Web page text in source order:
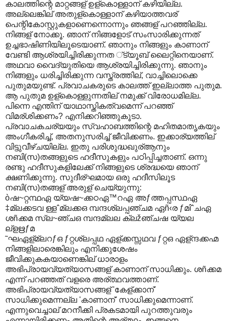
കാലത്തിന്റെ മാറ്റങ്ങള് ഉള്കൊള്ളാന് കഴിയില്ല.
അല്ലെങ്കില് അതുള്കൊള്ളാന് കഴിയാത്തവര്
പെന്റികോസ്റ്റുകളാണെന്നൊന്നും ഞങ്ങള് പറഞ്ഞില്ല.
നിങ്ങള് നോക്കൂ. ഞാന് നിങ്ങളോട് സംസാരിക്കുന്നത്
ഉച്ചഭാഷിണിയിലൂടെയാണ്. ഞാനും നിങ്ങളും കാണാന്
വേണ്ടി ആശ്രയിച്ചിരിക്കുന്നത ്ട്യൂബ് ലൈറ്റിനെയാണ്.
അഥവാ വൈദ്യുതിയെ ആശ്രയിച്ചിരിക്കുന്നു. ഞാനും
നിങ്ങളും ധരിച്ചിരിക്കുന്ന വസ്ത്രത്തില്, വാച്ചിലൊക്കെ
പുതുമയുണ്ട്. പ്രവാചകരുടെ കാലത്ത് ഇല്ലാത്ത പുതുമ.
ആ പുതുമ ഉള്കൊള്ളുന്നതില് നമുക്ക് വിരോധമില്ല.
പിന്നെ എന്തിന് യാഥാസ്തികത്വമെന്ന് പറഞ്ഞ്
വിമര്ശിക്കണം? എനിക്കറിഞ്ഞുകൂടാ.
പ്രവാചകചര്യയും സ്വഹാബത്തിന്റെ മഹിതമാതൃകയും
അംഗീകരിച്ച്, അതനുസരിച്ച് ജീവിക്കണം. ഇക്കാര്യത്തില്
വിട്ടുവീഴ്ചയില്ല. ഇതു പരിശുദ്ധഖുര്ആനും
നബി(സ)തങ്ങളുടെ ഹദീസുകളും പഠിപ്പിച്ചതാണ്. ഒന്നു
രണ്ടു ഹദീസുകളിലേക്ക് നിങ്ങളുടെ ശ്രദ്ധയെ ഞാന്
ക്ഷണിക്കുന്നു. സുദീര്ഘമായ ഒരു ഹദീസിലൂട
നബി(സ)തങ്ങള് അരുള് ചെയ്യുന്നു:
òഷ~റ്റന്ഥഏ യ്യഷ~ക്കഠഏ™റഏ അƒത്തപ്പസ്ഥഏ
‡മ്ലക്കടവ ള്ളˆമ്ലക്കഒ മ്പന്ദശ്ലപ്പഞ്ചമ ഏñ‹ര ƒമîˆചഏ
ശñക്കമ സ്ല~ഞ്ചഒ മ്പന്ദമ്ലല ക്ലžഞ്ചഷ യ്യല
ല്ളഋƒമ
˜ഘഏള്മ്ലറƒഒ ƒറ്റശ്ലപ്പഥ ഏള്ക്കസ്സഥവ ƒറ്റഒ ഏള്ന്ദക്കഹ്മ
നിങ്ങളിലാരെങ്കിലും എനിക്കുശേഷം
ജീവിക്കുകകയാണെങ്കില് ധാരാളം
അഭിപ്രായവ്യത്യാസങ്ങള് കാണാന് സാധിക്കും. ശñക്കമ
എന്ന് പറഞ്ഞത് വളരെ അര്ത്ഥവത്താണ്.
അഭിപ്രായവ്യത്യാസങ്ങള് 'കേള്ക്കാന്'
സാധിക്കുമെന്നല്ല 'കാണാന്' സാധിക്കുമെന്നാണ്.
എന്നുവെച്ചാല് മറനീക്കി പ്രകടമായി പുറത്തുവരും